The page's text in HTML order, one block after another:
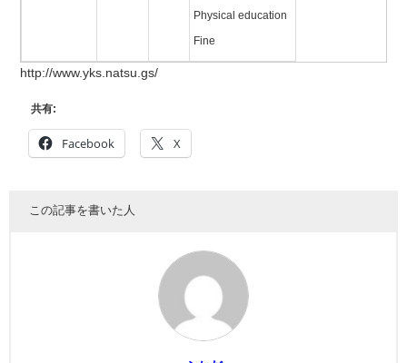
Physical education
Fine
http://www.yks.natsu.gs/
共有:
Facebook X
この記事を書いた人